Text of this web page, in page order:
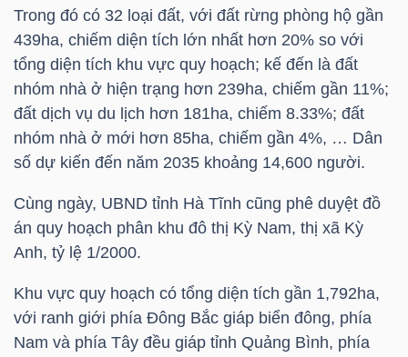
Trong đó có 32 loại đất, với đất rừng phòng hộ gần
439ha, chiếm diện tích lớn nhất hơn 20% so với
tổng diện tích khu vực quy hoạch; kế đến là đất
nhóm nhà ở hiện trạng hơn 239ha, chiếm gần 11%;
đất dịch vụ du lịch hơn 181ha, chiếm 8.33%; đất
nhóm nhà ở mới hơn 85ha, chiếm gần 4%, … Dân
số dự kiến đến năm 2035 khoảng 14,600 người.
Cùng ngày, UBND tỉnh Hà Tĩnh cũng phê duyệt đồ
án quy hoạch phân khu đô thị Kỳ Nam, thị xã Kỳ
Anh, tỷ lệ 1/2000.
Khu vực quy hoạch có tổng diện tích gần 1,792ha,
với ranh giới phía Đông Bắc giáp biển đông, phía
Nam và phía Tây đều giáp tỉnh Quảng Bình, phía
HÀNG
HÓA
KINH
TẾ
THẾ